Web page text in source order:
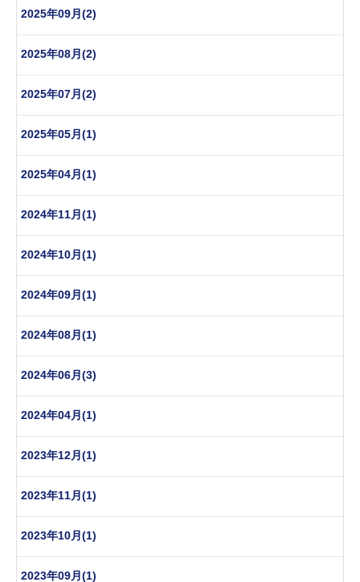
2025年09月(2)
2025年08月(2)
2025年07月(2)
2025年05月(1)
2025年04月(1)
2024年11月(1)
2024年10月(1)
2024年09月(1)
2024年08月(1)
2024年06月(3)
2024年04月(1)
2023年12月(1)
2023年11月(1)
2023年10月(1)
2023年09月(1)